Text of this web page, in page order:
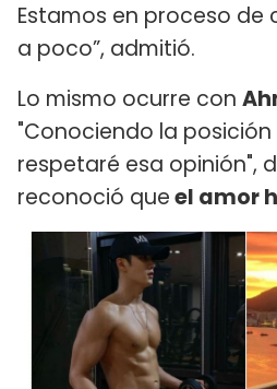
Estamos en proceso
a poco”, admitió.
Lo mismo ocurre con
"Conociendo la posición
respetaré esa opinión",
reconoció queel amor